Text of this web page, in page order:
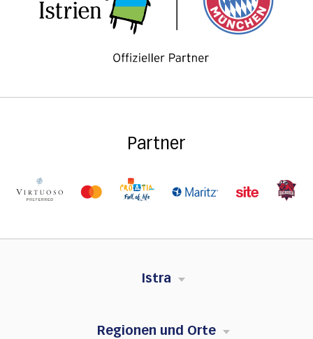
Partner
Istra
Regionen und Orte